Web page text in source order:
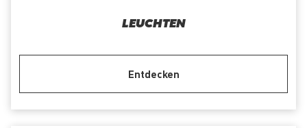
LEUCHTEN
Entdecken